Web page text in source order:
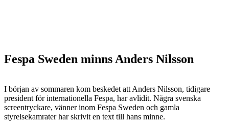
Fespa Sweden minns Anders Nilsson
I början av sommaren kom beskedet att Anders Nilsson, tidigare
president för internationella Fespa, har avlidit. Några svenska
screentryckare, vänner inom Fespa Sweden och gamla
styrelsekamrater har skrivit en text till hans minne.